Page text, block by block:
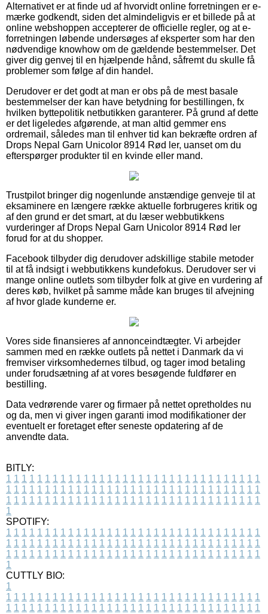
Alternativet er at finde ud af hvorvidt online forretningen er e-
mærke godkendt, siden det almindeligvis er et billede på at
online webshoppen accepterer de officielle regler, og at e-
forretningen løbende undersøges af eksperter som har den
nødvendige knowhow om de gældende bestemmelser. Det
giver dig genvej til en hjælpende hånd, såfremt du skulle få
problemer som følge af din handel.
Derudover er det godt at man er obs på de mest basale
bestemmelser der kan have betydning for bestillingen, fx
hvilken byttepolitik netbutikken garanterer. På grund af dette
er det ligeledes afgørende, at man altid gemmer ens
ordremail, således man til enhver tid kan bekræfte ordren af
Drops Nepal Garn Unicolor 8914 Rød ler, uanset om du
efterspørger produkter til en kvinde eller mand.
Trustpilot bringer dig nogenlunde anstændige genveje til at
eksaminere en længere række aktuelle forbrugeres kritik og
af den grund er det smart, at du læser webbutikkens
vurderinger af Drops Nepal Garn Unicolor 8914 Rød ler
forud for at du shopper.
Facebook tilbyder dig derudover adskillige stabile metoder
til at få indsigt i webbutikkens kundefokus. Derudover ser vi
mange online outlets som tilbyder folk at give en vurdering af
deres køb, hvilket på samme måde kan bruges til afvejning
af hvor glade kunderne er.
Vores side finansieres af annonceindtægter. Vi arbejder
sammen med en række outlets på nettet i Danmark da vi
fremviser virksomhedernes tilbud, og tager imod betaling
under forudsætning af at vores besøgende fuldfører en
bestilling.
Data vedrørende varer og firmaer på nettet opretholdes nu
og da, men vi giver ingen garanti imod modifikationer der
eventuelt er foretaget efter seneste opdatering af de
anvendte data.
BITLY:
1 1 1 1 1 1 1 1 1 1 1 1 1 1 1 1 1 1 1 1 1 1 1 1 1 1 1 1 1 1 1 1 1
1 1 1 1 1 1 1 1 1 1 1 1 1 1 1 1 1 1 1 1 1 1 1 1 1 1 1 1 1 1 1 1 1
1 1 1 1 1 1 1 1 1 1 1 1 1 1 1 1 1 1 1 1 1 1 1 1 1 1 1 1 1 1 1 1 1
1
SPOTIFY:
1 1 1 1 1 1 1 1 1 1 1 1 1 1 1 1 1 1 1 1 1 1 1 1 1 1 1 1 1 1 1 1 1
1 1 1 1 1 1 1 1 1 1 1 1 1 1 1 1 1 1 1 1 1 1 1 1 1 1 1 1 1 1 1 1 1
1 1 1 1 1 1 1 1 1 1 1 1 1 1 1 1 1 1 1 1 1 1 1 1 1 1 1 1 1 1 1 1 1
1
CUTTLY BIO:
1
1 1 1 1 1 1 1 1 1 1 1 1 1 1 1 1 1 1 1 1 1 1 1 1 1 1 1 1 1 1 1 1 1
1 1 1 1 1 1 1 1 1 1 1 1 1 1 1 1 1 1 1 1 1 1 1 1 1 1 1 1 1 1 1 1 1